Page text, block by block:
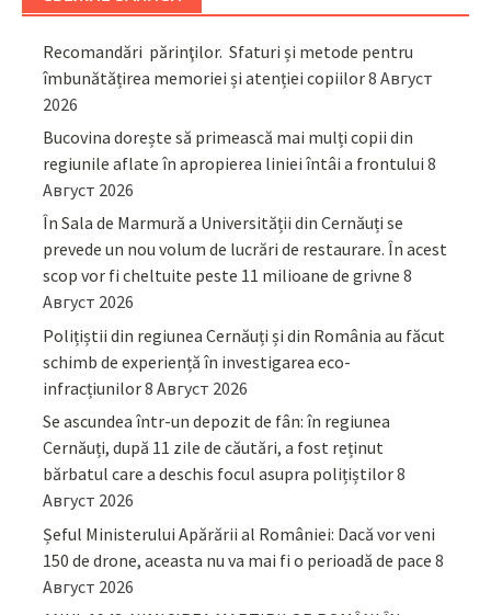
Recomandări părinţilor. Sfaturi și metode pentru
îmbunătățirea memoriei și atenției copiilor8 Август
2026
Bucovina dorește să primească mai mulți copii din
regiunile aflate în apropierea liniei întâi a frontului 8
Август 2026
În Sala de Marmură a Universității din Cernăuți se
prevede un nou volum de lucrări de restaurare. În acest
scop vor fi cheltuite peste 11 milioane de grivne 8
Август 2026
Polițiștii din regiunea Cernăuți și din România au făcut
schimb de experiență în investigarea eco-
infracțiunilor8 Август 2026
Se ascundea într-un depozit de fân: în regiunea
Cernăuți, după 11 zile de căutări, a fost reținut
bărbatul care a deschis focul asupra polițiștilor8
Август 2026
Șeful Ministerului Apărării al României: Dacă vor veni
150 de drone, aceasta nu va mai fi o perioadă de pace 8
Август 2026